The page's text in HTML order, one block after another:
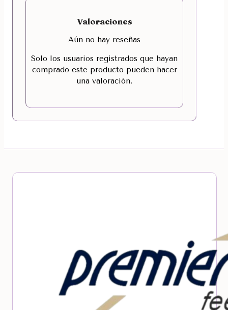
Valoraciones
Aún no hay reseñas
Solo los usuarios registrados que hayan
comprado este producto pueden hacer
una valoración.